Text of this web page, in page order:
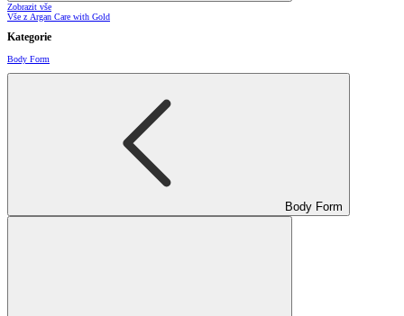
Zobrazit vše
Vše z Argan Care with Gold
Kategorie
Body Form
Body Form